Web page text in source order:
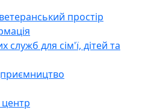
простір
служб для сім'ї, дітей та